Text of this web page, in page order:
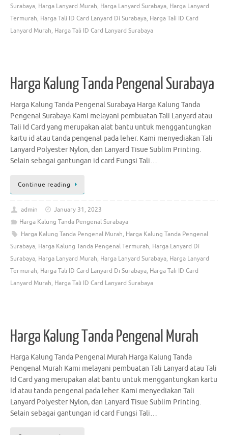
Surabaya, Harga Lanyard Murah, Harga Lanyard Surabaya, Harga Lanyard
Termurah, Harga Tali ID Card Lanyard Di Surabaya, Harga Tali ID Card
Lanyard Murah, Harga Tali ID Card Lanyard Surabaya
Harga Kalung Tanda Pengenal Surabaya
Harga Kalung Tanda Pengenal Surabaya Harga Kalung Tanda
Pengenal Surabaya Kami melayani pembuatan Tali Lanyard atau
Tali Id Card yang merupakan alat bantu untuk menggantungkan
kartu id atau tanda pengenal pada leher. Kami menyediakan Tali
Lanyard Polyester Nylon, dan Lanyard Tisue Sublim Printing.
Selain sebagai gantungan id card Fungsi Tali…
Continue reading
admin
January 31, 2023
Harga Kalung Tanda Pengenal Surabaya
Harga Kalung Tanda Pengenal Murah, Harga Kalung Tanda Pengenal
Surabaya, Harga Kalung Tanda Pengenal Termurah, Harga Lanyard Di
Surabaya, Harga Lanyard Murah, Harga Lanyard Surabaya, Harga Lanyard
Termurah, Harga Tali ID Card Lanyard Di Surabaya, Harga Tali ID Card
Lanyard Murah, Harga Tali ID Card Lanyard Surabaya
Harga Kalung Tanda Pengenal Murah
Harga Kalung Tanda Pengenal Murah Harga Kalung Tanda
Pengenal Murah Kami melayani pembuatan Tali Lanyard atau Tali
Id Card yang merupakan alat bantu untuk menggantungkan kartu
id atau tanda pengenal pada leher. Kami menyediakan Tali
Lanyard Polyester Nylon, dan Lanyard Tisue Sublim Printing.
Selain sebagai gantungan id card Fungsi Tali…